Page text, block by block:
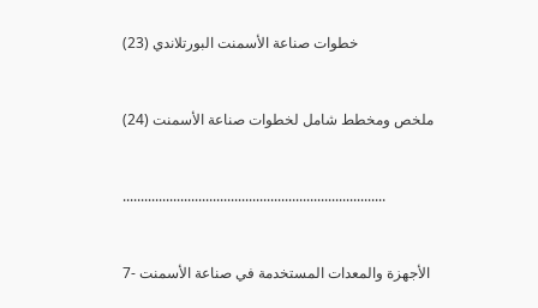
(23) خطوات صناعة الأسمنت البورتلاندي
(24) ملخص ومخطط شامل لخطوات صناعة الأسمنت
.........................................................................
7- الأجهزة والمعدات المستخدمة في صناعة الأسمنت